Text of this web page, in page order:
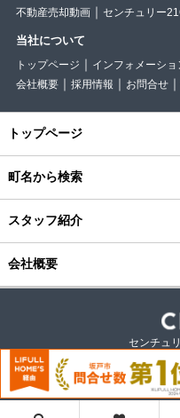
不動産売却動画
センチュリー
当社について
トップページ インフォメーショ
会社概要
採用情報 お問合せ
トップページ
町名から検索
スタッフ紹介
会社概要
センチュ
©株